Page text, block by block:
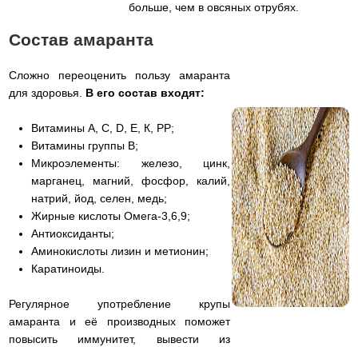
больше, чем в овсяных отрубях.
Состав амаранта
Сложно переоценить пользу амаранта
для здоровья. В его состав входят:
Витамины А, С, D, Е, К, РР;
Витамины группы В;
Микроэлементы: железо, цинк,
марганец, магний, фосфор, калий,
натрий, йод, селен, медь;
Жирные кислоты Омега-3,6,9;
Антиоксиданты;
Аминокислоты лизин и метионин;
Каратиноиды.
Регулярное употребление крупы
амаранта и её производных поможет
повысить иммунитет, вывести из